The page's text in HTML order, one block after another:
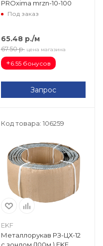
PROxima mrzn-10-100
Под заказ
65.48р./м
67.50 р. цена магазина
+6.55 бонусов
Запрос
Код товара: 106259
EKF
Металлорукав РЗ-ЦХ-12